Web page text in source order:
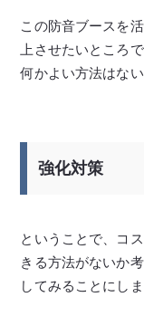
この防音ブースを
上させたいところで
何かよい方法はない
強化対策
ということで、コ
きる方法がないか
してみることにしま